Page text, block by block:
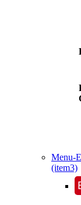
Menu-
(item3)